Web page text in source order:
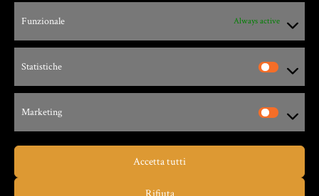
Funzionale Always active
Statistiche
Marketing
Accetta tutti
Rifiuta
Zio Gian Fester ® GIANFESTER S.a.S. –
P.Iva 01805540091
Via G. Leopardi, 9 – 17047 – Vado Ligure (SV)